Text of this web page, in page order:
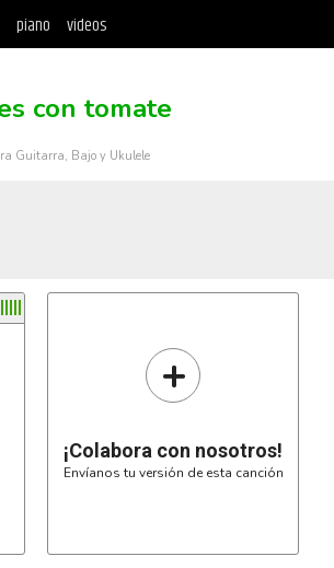
piano videos
con tomate
Guitarra, Bajo y Ukulele
+
¡Colabora con nosotros!
Envíanos tu versión de esta canción